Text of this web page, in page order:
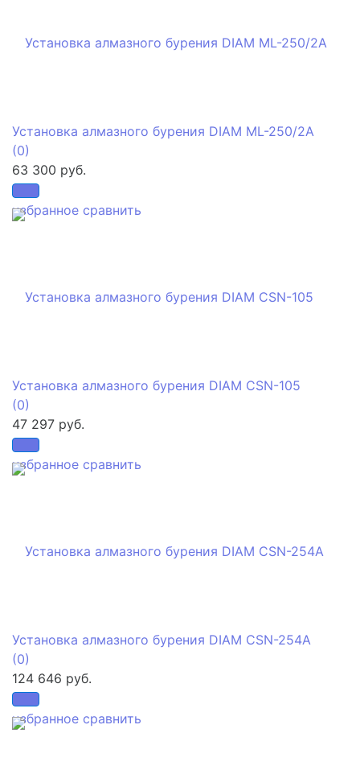
избранное сравнить
Установка алмазного бурения DIAM ML-250/2А
(0)
63 300 руб.
избранное сравнить
Установка алмазного бурения DIAM CSN-105
(0)
47 297 руб.
избранное сравнить
Установка алмазного бурения DIAM CSN-254A
(0)
124 646 руб.